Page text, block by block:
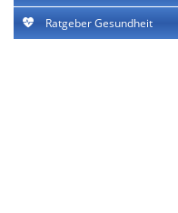
Ratgeber Gesundheit